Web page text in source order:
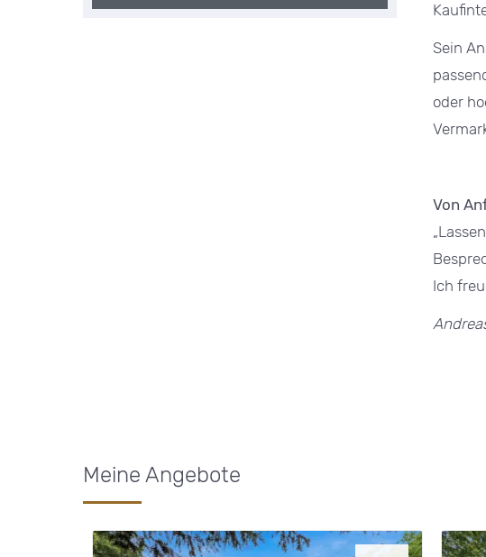
Sein
oder
Von
Ich
Meine Angebote